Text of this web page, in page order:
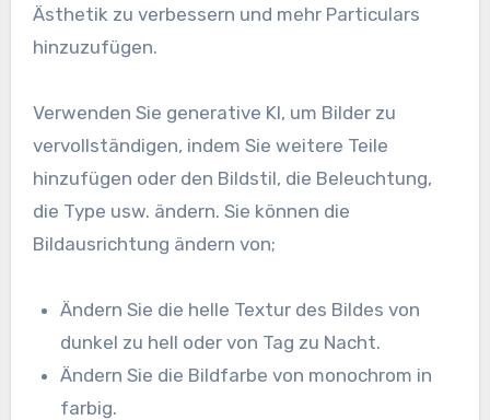
Ästhetik zu verbessern und mehr Particulars
hinzuzufügen.
Verwenden Sie generative KI, um Bilder zu
vervollständigen, indem Sie weitere Teile
hinzufügen oder den Bildstil, die Beleuchtung,
die Type usw. ändern. Sie können die
Bildausrichtung ändern von;
Ändern Sie die helle Textur des Bildes von
dunkel zu hell oder von Tag zu Nacht.
Ändern Sie die Bildfarbe von monochrom in
farbig.